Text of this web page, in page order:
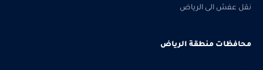
نقل عفش الى الرياض
محافظات منطقة الرياض